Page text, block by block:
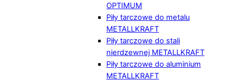
OPTIMUM
Piły tarczowe do metalu
METALLKRAFT
Piły tarczowe do stali
nierdzewnej METALLKRAFT
Piły tarczowe do aluminium
METALLKRAFT